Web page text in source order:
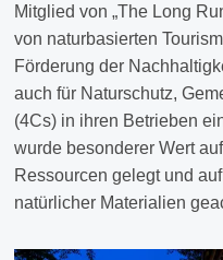
Mitglied von „The Long
von naturbasierten
Förderung der
auch für Naturschutz,
(4Cs) in ihren Betrieben
wurde besonderer Wert
Ressourcen gelegt und
natürlicher Materialien